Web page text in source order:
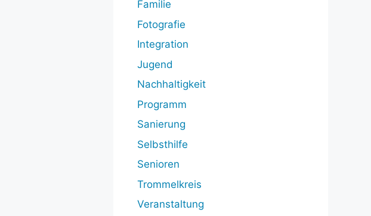
Familie
Fotografie
Integration
Jugend
Nachhaltigkeit
Programm
Sanierung
Selbsthilfe
Senioren
Trommelkreis
Veranstaltung